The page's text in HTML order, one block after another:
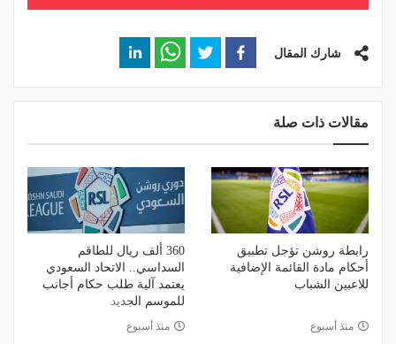
شارك المقال
مقالات ذات صلة
رابطة روشن تؤجل تطبيق
أحكام مادة القائمة الإضافية
للاعبين الشباب
منذ أسبوع
360 ألف ريال للطاقم
السداسي.. الاتحاد السعودي
يعتمد آلية طلب حكام أجانب
للموسم الجديد
منذ أسبوع